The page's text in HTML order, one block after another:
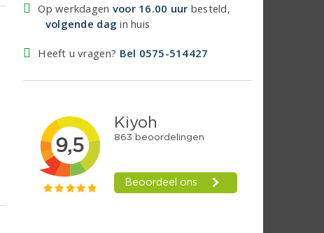
Op werkdagen voor 16.00 uur besteld,
volgende dag in huis
Heeft u vragen? Bel 0575-514427